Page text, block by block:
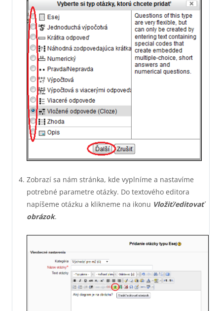
Zobrazí sa nám stránka, kde vyplníme a nastavíme
potrebné parametre otázky. Do textového editora
napíšeme otázku a klikneme na ikonu Vložiť/editovať
obrázok.